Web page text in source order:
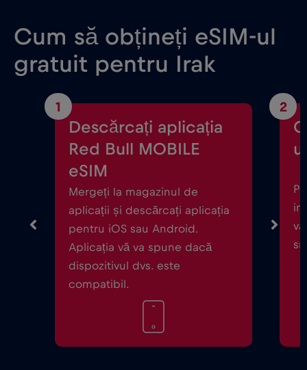
Cum să obțineți eSIM-ul
gratuit pentru Irak
1
Descărcați aplicația
Red Bull MOBILE
eSIM
Mergeți la magazinul de
aplicații și descărcați aplicația
pentru iOS sau Android.
Aplicația vă va spune dacă
dispozitivul dvs. este
compatibil.
2
ul